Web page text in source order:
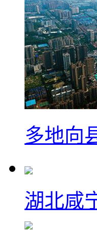
多地向
湖北咸